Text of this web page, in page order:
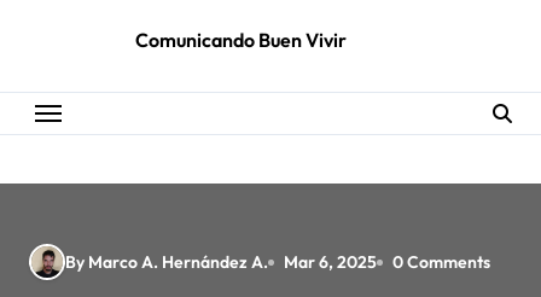
Comunicando Buen Vivir
By Marco A. Hernández A. Mar 6, 2025 0 Comments